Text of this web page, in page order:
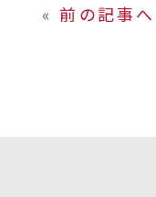
« 前の記事へ